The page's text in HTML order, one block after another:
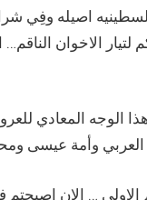
اصيله وفِي
الاخوان الناقم…
المعادي
العربي وأمة عيسى
… الان اصبحتم